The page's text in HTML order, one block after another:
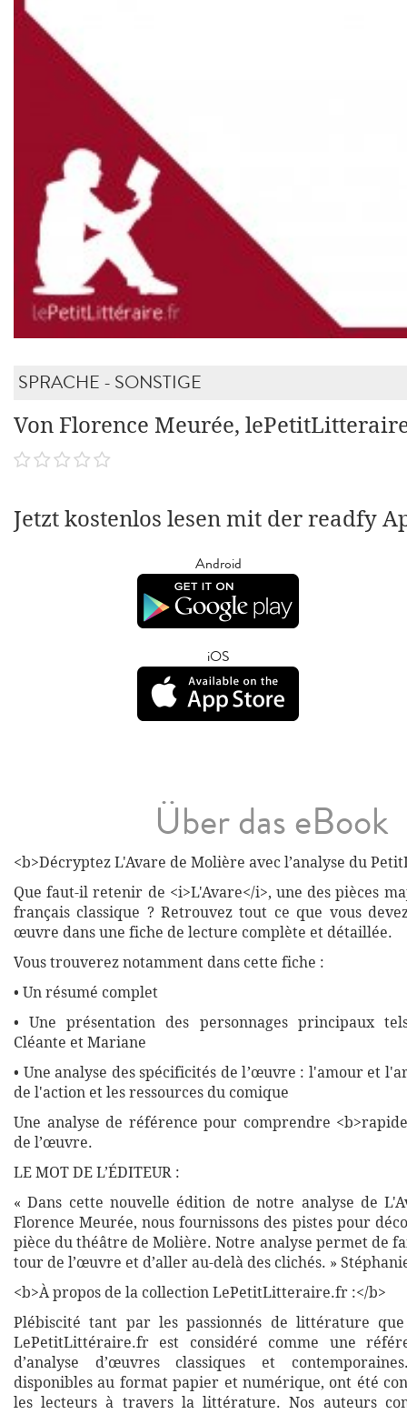
SPRACHE - SONSTIGE
Von Florence Meurée,
Jetzt kostenlos lesen mit der readfy
Android
iOS
Über das eBook
<b>Décryptez L'Avare de Molière avec l’analyse du
Que faut-il retenir de <i>L'Avare</i>, une des pièces
français classique ? Retrouvez tout ce que vous
œuvre dans une fiche de lecture complète et détaillée.
Vous trouverez notamment dans cette fiche :
• Un résumé complet
• Une présentation des personnages principaux
Cléante et Mariane
• Une analyse des spécificités de l’œuvre : l'amour et
de l'action et les ressources du comique
Une analyse de référence pour comprendre
de l’œuvre.
LE MOT DE L’ÉDITEUR :
« Dans cette nouvelle édition de notre analyse de
Florence Meurée, nous fournissons des pistes pour
pièce du théâtre de Molière. Notre analyse permet de
tour de l’œuvre et d’aller au-delà des clichés. »
<b>À propos de la collection LePetitLitteraire.fr :</b>
Plébiscité tant par les passionnés de littérature
LePetitLittéraire.fr est considéré comme une
d’analyse d’œuvres classiques et
disponibles au format papier et numérique, ont été
les lecteurs à travers la littérature. Nos auteurs